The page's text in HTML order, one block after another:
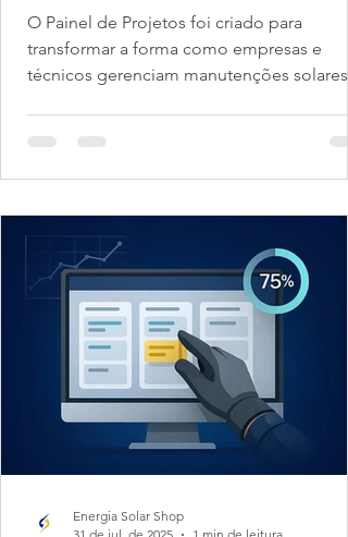
O Painel de Projetos foi criado para
transformar a forma como empresas e
técnicos gerenciam manutenções
Energia Solar Shop